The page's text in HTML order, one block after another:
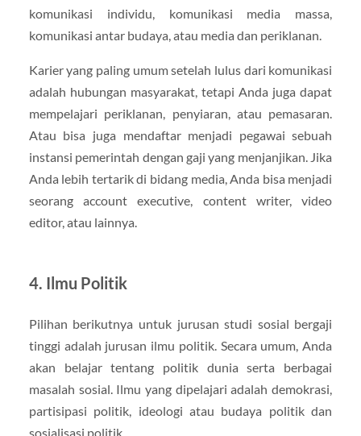
komunikasi individu, komunikasi media massa,
komunikasi antar budaya, atau media dan periklanan.
Karier yang paling umum setelah lulus dari komunikasi
adalah hubungan masyarakat, tetapi Anda juga dapat
mempelajari periklanan, penyiaran, atau pemasaran.
Atau bisa juga mendaftar menjadi pegawai sebuah
instansi pemerintah dengan gaji yang menjanjikan. Jika
Anda lebih tertarik di bidang media, Anda bisa menjadi
seorang account executive, content writer, video
editor, atau lainnya.
4. Ilmu Politik
Pilihan berikutnya untuk jurusan studi sosial bergaji
tinggi adalah jurusan ilmu politik. Secara umum, Anda
akan belajar tentang politik dunia serta berbagai
masalah sosial. Ilmu yang dipelajari adalah demokrasi,
partisipasi politik, ideologi atau budaya politik dan
sosialisasi politik.